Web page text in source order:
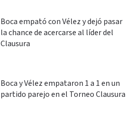
Boca empató con Vélez y dejó pasar
la chance de acercarse al líder del
Clausura
Boca y Vélez empataron 1 a 1 en un
partido parejo en el Torneo Clausura